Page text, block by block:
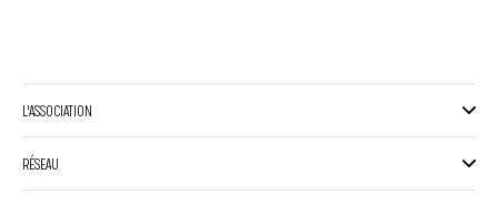
L'ASSOCIATION
RÉSEAU